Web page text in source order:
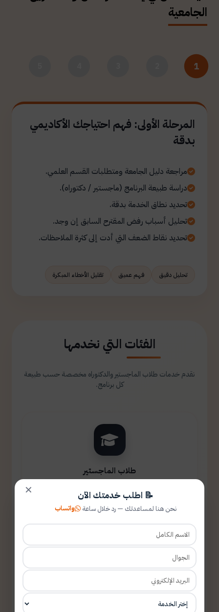
الجامعية
1
المرحلة الأولى: فهم احتياجك الأكاديمي
بدقة
مراجعة دليل الجامعة ومتطلبات القسم العلمي.
دراسة طبيعة البرنامج (ماجستير / دكتوراه).
تحديد نطاق الخدمة بدقة.
تحليل أسباب رفض المقترح السابق إن وجد.
تحديد نقاط الضعف التي أدت إلى كثرة الملاحظات.
تحليل دقيق فهم عميق تقليل الأخطاء المبكرة
الفئات التي نخدمها
نقدم خدمات طلاب الماجستير والدكتوراه مخصصة حسب طبيعة
كل برنامج.
طلاب الماجستير
✕ 📝 اطلب خدمتك الآن
نحن هنا لمساعدتك — رد خلال ساعة واتساب